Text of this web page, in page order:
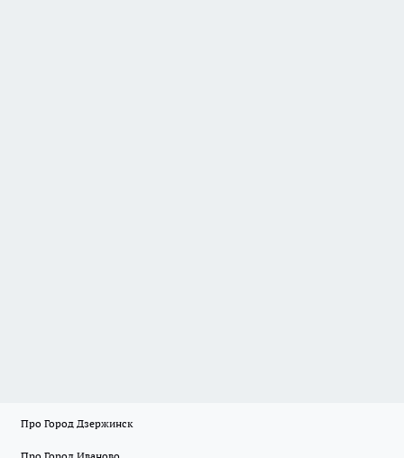
Про Город Дзержинск